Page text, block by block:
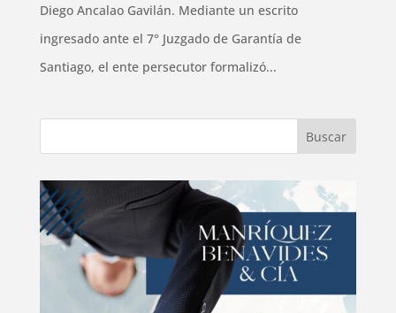
Diego Ancalao Gavilán. Mediante un escrito
ingresado ante el 7° Juzgado de Garantía de
Santiago, el ente persecutor formalizó...